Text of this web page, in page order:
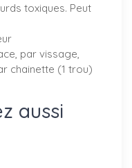
toxiques. Peut
par vissage,
chainette (1 trou)
aussi